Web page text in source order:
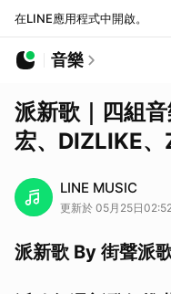
在LINE應用程式中開啟。
音樂
派新歌｜四組
宏、DIZLIKE
LINE MUSIC
更新於 05月25日
派新歌 By 街聲派